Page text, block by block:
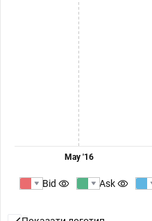
May '16
Bid Ask